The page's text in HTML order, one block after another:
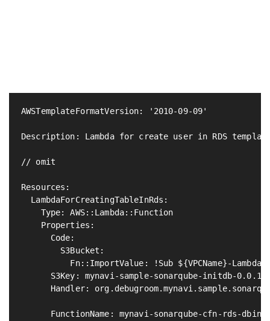
AWSTemplateFormatVersion: '2010-09-09'
Description: Lambda for create user in RDS
// omit
Resources:
  LambdaForCreatingTableInRds:
Type: AWS::Lambda::Function
    Properties:
      Code:
        S3Bucket:
Fn::ImportValue: !Sub ${VPCName}-
S3Key: mynavi-sample-sonarqube-initdb-
Handler:
FunctionName: mynavi-sonarqube-cfn-rds-